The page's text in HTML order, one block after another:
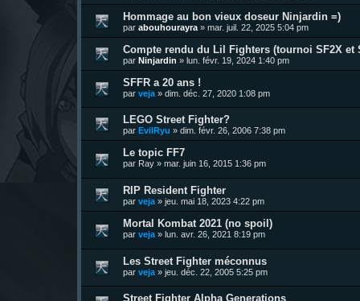
Hommage au bon vieux doseur Ninjardin =)
par abouhourayra » mar. juil. 22, 2025 5:04 pm
Compte rendu du Lil Fighters (tournoi SF2X et
par Ninjardin » lun. févr. 19, 2024 1:40 pm
SFFR a 20 ans !
par veja » dim. déc. 27, 2020 1:08 pm
LEGO Street Fighter?
par EvilRyu » dim. févr. 26, 2006 7:38 pm
Le topic FF7
par Ray » mar. juin 16, 2015 1:36 pm
RIP Resident Fighter
par veja » jeu. mai 18, 2023 4:22 pm
Mortal Kombat 2021 (no spoil)
par veja » lun. avr. 26, 2021 8:19 pm
Les Street Fighter méconnus
par veja » jeu. déc. 22, 2005 5:25 pm
Street Fighter Alpha Generations